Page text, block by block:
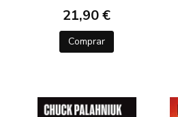
21,90 €
Comprar